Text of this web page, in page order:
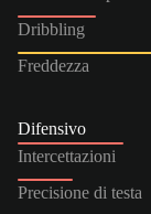
Dribbling
Freddezza
Difensivo
Intercettazioni
Precisione di testa